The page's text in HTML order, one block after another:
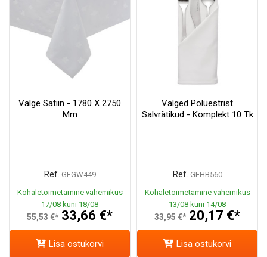
Valge Satiin - 1780 X 2750
Mm
Ref. GEGW449
Kohaletoimetamine vahemikus
17/08 kuni 18/08
55,53 €* 33,66 €*
Lisa ostukorvi
Valged Polüestrist
Salvrätikud - Komplekt 10 Tk
Ref. GEHB560
Kohaletoimetamine vahemikus
13/08 kuni 14/08
33,95 €* 20,17 €*
Lisa ostukorvi